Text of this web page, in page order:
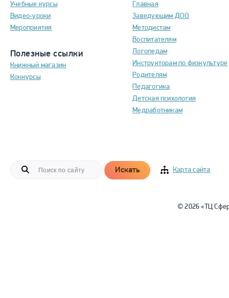
Учебные курсы
Видео-уроки
Мероприятия
Полезные ссылки
Книжный магазин
Конкурсы
Главная
Заведующим ДОО
Методистам
Воспитателям
Логопедам
Инструкторам по физкультуре
Родителям
Педагогика
Детская психология
Медработникам
Искать Карта сайта
© 2026 «ТЦ